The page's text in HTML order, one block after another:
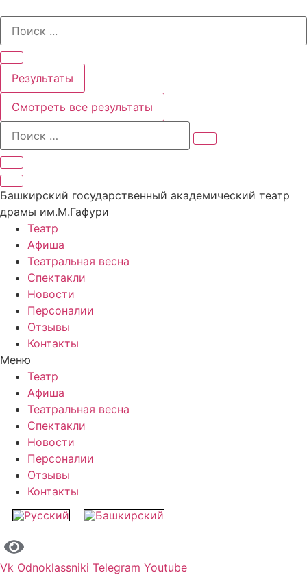
содержимому
Search
Результаты
Смотреть все результаты
Башкирский государственный академический театр
драмы им.М.Гафури
Театр
Афиша
Театральная весна
Спектакли
Новости
Персоналии
Отзывы
Контакты
Меню
Театр
Афиша
Театральная весна
Спектакли
Новости
Персоналии
Отзывы
Контакты
Vk Odnoklassniki Telegram Youtube